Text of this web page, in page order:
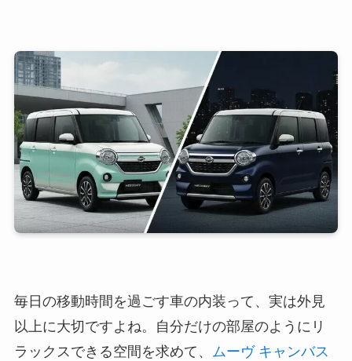
毎日の移動時間を過ごす車の内装って、実は外見
以上に大切ですよね。自分だけの部屋のようにリ
ラックスできる空間を求めて、 ムーヴ キャンバス